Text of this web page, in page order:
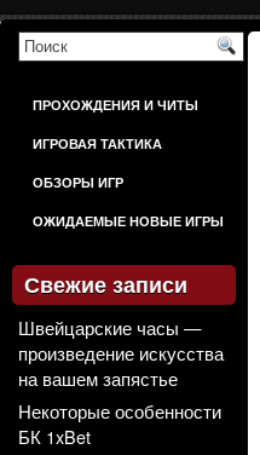
ШУТЕРЫ
ПРОХОЖДЕНИЯ И ЧИТЫ
ИГРОВАЯ ТАКТИКА
ОБЗОРЫ ИГР
ОЖИДАЕМЫЕ НОВЫЕ ИГРЫ
Свежие записи
Швейцарские часы —
произведение искусства
на вашем запястье
Некоторые особенности
БК 1xBet